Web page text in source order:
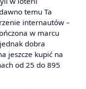
temu Ta
internautów –
w marcu
dobra
jeszcze kupić na
od 25 do 895